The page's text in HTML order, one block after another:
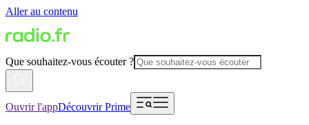
Aller au contenu
Que souhaitez-vous écouter ?
Ouvrir l'appDécouvrir Prime